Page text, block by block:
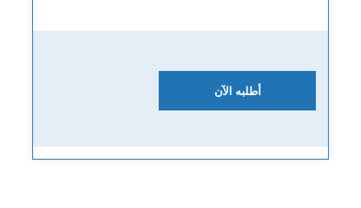
أطلبه الآن